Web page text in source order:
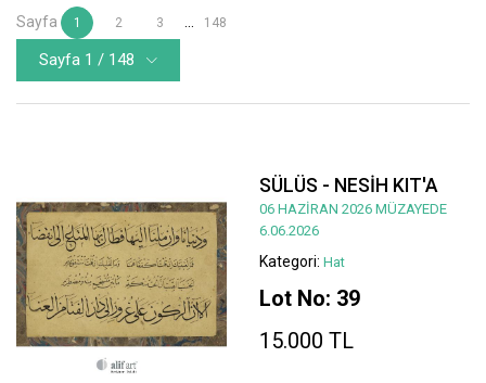
Sayfa 1 2 3 148
Sayfa 1 / 148
SÜLÜS - NESİH KIT'A
06 HAZİRAN 2026 MÜZAYEDE
6.06.2026
Kategori: Hat
Lot No: 39
15.000 TL